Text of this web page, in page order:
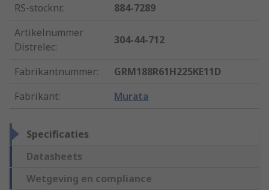
RS-stocknr.:
884-7289
Artikelnummer
Distrelec:
304-44-712
Fabrikantnummer:
GRM188R61H225KE11D
Fabrikant: Murata
Specificaties
Datasheets
Wetgeving en compliance